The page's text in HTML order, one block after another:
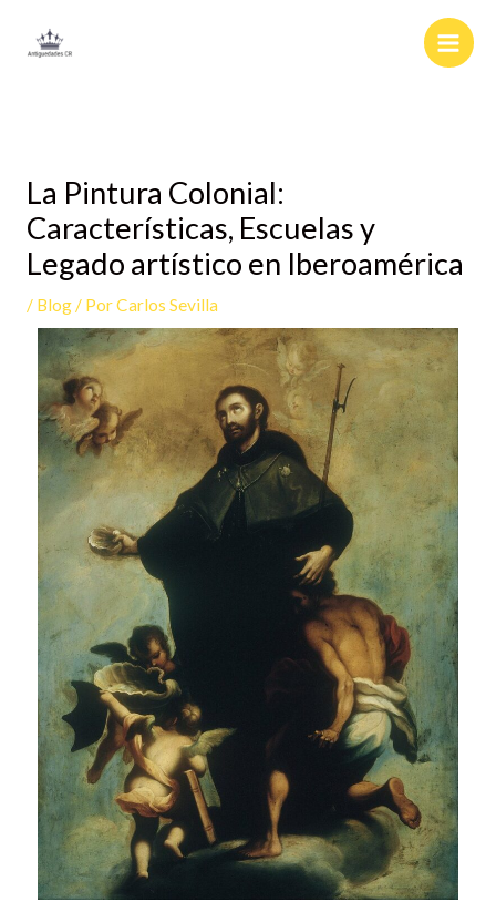
La Pintura Colonial:
Características, Escuelas y
Legado artístico en Iberoamérica
/ Blog/ PorCarlos Sevilla